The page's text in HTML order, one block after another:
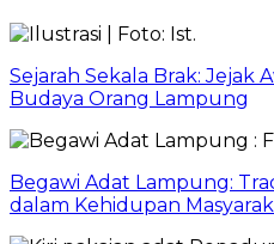
Sejarah Sekala Brak: Jejak
Budaya Orang Lampung
Begawi Adat Lampung:
dalam Kehidupan